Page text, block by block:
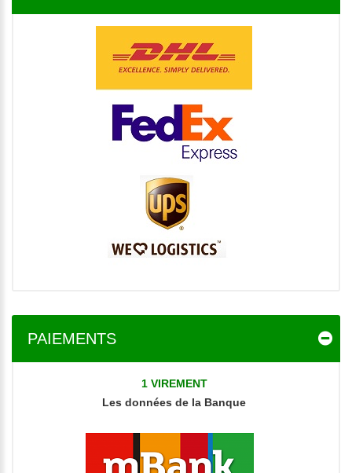
PAIEMENTS
1 VIREMENT
Les données de la Banque